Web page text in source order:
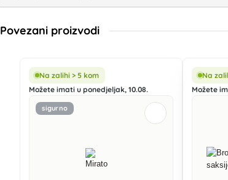
Povezani proizvodi
Na zalihi > 5 kom
Možete imati u ponedjeljak, 10.08.
sigurno
Na
Možete